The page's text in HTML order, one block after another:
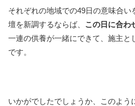
それぞれの地域での49日の意味合い
壇を新調するならば、 この日に合わ
一連の供養が一緒にできて、施主と
です。
いかがでしたでしょうか、このよう